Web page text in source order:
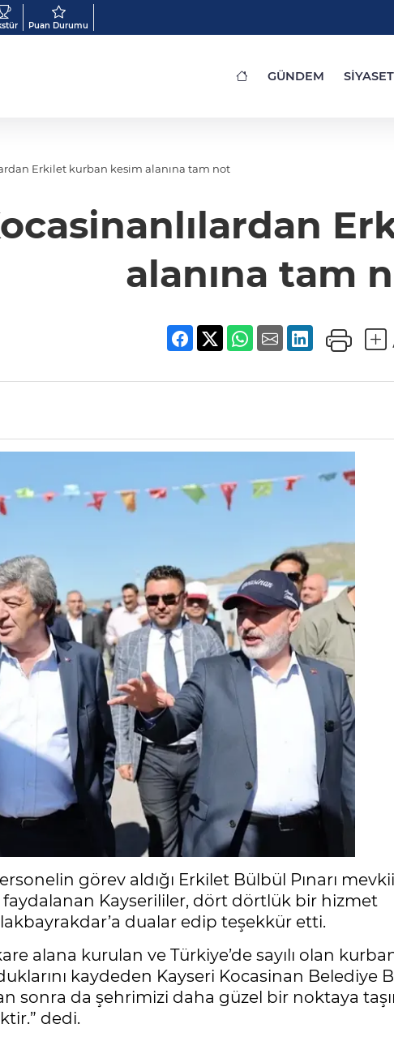
Puan Durumu
GÜNDEM SİYASET
Erkilet kurban kesim alanına tam not
alanına tam
görev aldığı Erkilet Bülbül Pınarı
faydalanan Kayserililer, dört dörtlük bir hizmet
dualar edip teşekkür etti.
alana kurulan ve Türkiye’de sayılı olan
kaydeden Kayseri Kocasinan Belediye
sonra da şehrimizi daha güzel bir noktaya
dedi.